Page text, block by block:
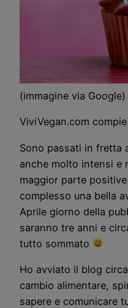
(immagine via Google)
ViviVegan.com
Sono passati in fretta
anche molto intensi e
maggior parte
complesso una bella
Aprile giorno della
saranno tre anni e
tutto sommato
Ho avviato il blog
cambio alimentare,
sapere e comunicare